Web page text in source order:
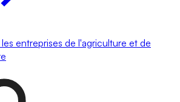
entreprises de l'agriculture et de